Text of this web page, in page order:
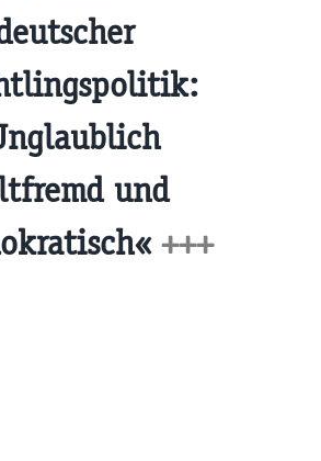
und
+++